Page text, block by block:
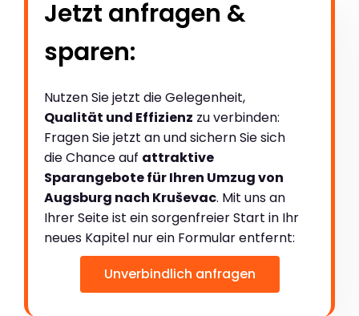
Jetzt anfragen &
sparen:
Nutzen Sie jetzt die Gelegenheit,
Qualität und Effizienz zu verbinden:
Fragen Sie jetzt an und sichern Sie sich
die Chance auf attraktive
Sparangebote für Ihren Umzug von
Augsburg nach Kruševac. Mit uns an
Ihrer Seite ist ein sorgenfreier Start in Ihr
neues Kapitel nur ein Formular entfernt:
Unverbindlich anfragen